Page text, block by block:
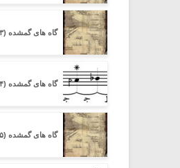
گاه های گمشده (۳)
گاه های گمشده (۴)
گاه های گمشده (۵)